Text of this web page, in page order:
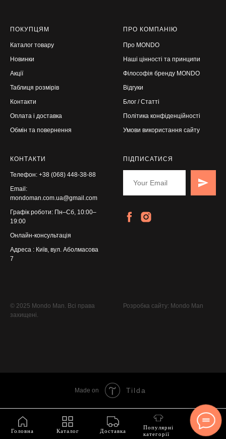
Головна Каталог Доставка
Популярні
категорії
ПОКУПЦЯМ
Каталог товару
Новинки
Акції
Таблиця розмірів
Контакти
Оплата і доставка
Обмін та повернення
ПРО КОМПАНІЮ
Про MONDO
Наші цінності та принципи
Філософія бренду MONDO
Відгуки
Блог / Статті
Політика конфіденційності
Умови використання сайту
КОНТАКТИ
Телефон: +38 (068) 448-38-88
Email:
mondoman.com.ua@gmail.com
Графік роботи: Пн–Сб, 10:00–
19:00
Онлайн-консультація
Адреса : Київ, вул. Аболмасова
7
ПІДПИСАТИСЯ
© 2025 Mondo Man. Всі права
захищені.
Розробка сайту: Mondo Man
Made on Tilda